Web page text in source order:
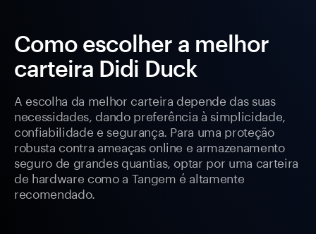
Como escolher a melhor
carteira Didi Duck
A escolha da melhor carteira depende das suas
necessidades, dando preferência à simplicidade,
confiabilidade e segurança. Para uma proteção
robusta contra ameaças online e armazenamento
seguro de grandes quantias, optar por uma carteira
de hardware como a Tangem é altamente
recomendado.